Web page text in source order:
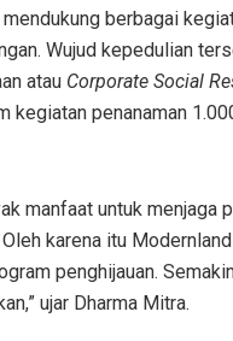
berbagai
Wujud kepedulian
atau Corporate Social
kegiatan penanaman
manfaat untuk menjaga
karena itu
penghijauan.
ujar Dharma Mitra.